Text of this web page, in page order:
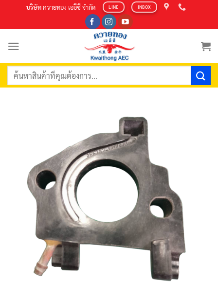
content
บริษัท ควายทอง เออีซี จำกัด LINE INBOX
ค้นหา: